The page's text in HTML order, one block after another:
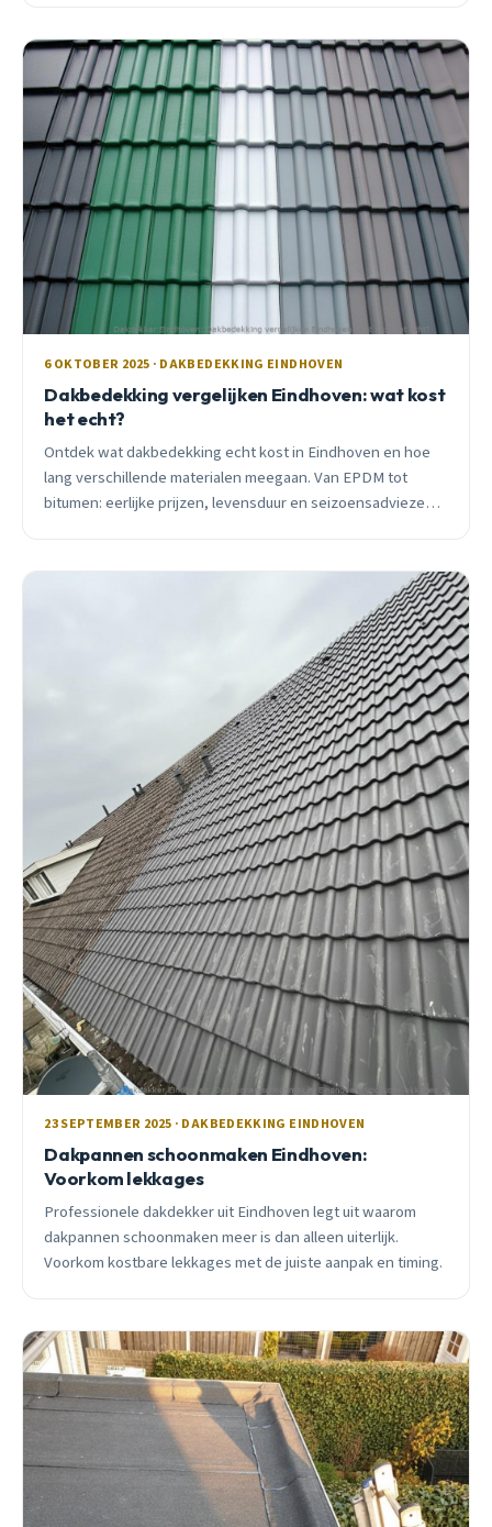
6 OKTOBER 2025 · DAKBEDEKKING EINDHOVEN
Dakbedekking vergelijken Eindhoven: wat kost
het echt?
Ontdek wat dakbedekking echt kost in Eindhoven en hoe
lang verschillende materialen meegaan. Van EPDM tot
bitumen: eerlijke prijzen, levensduur en seizoensadviezen
23 SEPTEMBER 2025 · DAKBEDEKKING EINDHOVEN
Dakpannen schoonmaken Eindhoven:
Voorkom lekkages
Professionele dakdekker uit Eindhoven legt uit waarom
dakpannen schoonmaken meer is dan alleen uiterlijk.
Voorkom kostbare lekkages met de juiste aanpak en timing.